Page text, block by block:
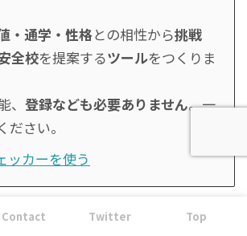
・通学・性格との相性から挑戦
全校を提案するツールをつくりま
、 登録なども必要ありません。一
ださい。
ッカーを使う
Contact Twitter Top